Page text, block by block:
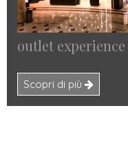
outlet experience
Scopri di più